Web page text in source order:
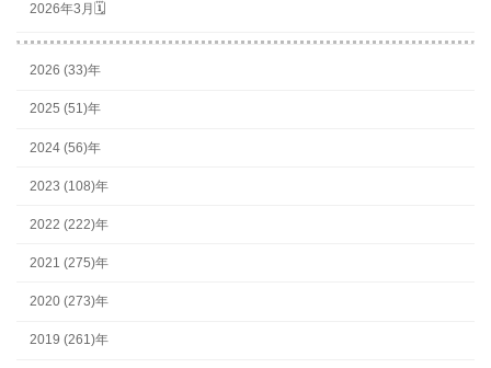
2026年3月🗓
2026 (33)年
2025 (51)年
2024 (56)年
2023 (108)年
2022 (222)年
2021 (275)年
2020 (273)年
2019 (261)年